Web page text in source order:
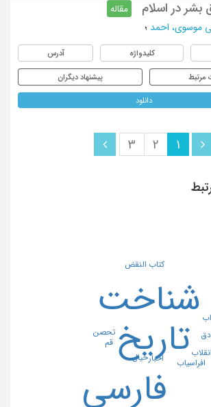
در اسلام
مقاله
موسوی، احمد ؛
کلیدواژه آدرس
مرتبط پیشنهاد دیگران
دانلود
1
2
3
تاریخ
شناخت
فارسی
اخبار افراسیاب
انقلاب
تحصن
خیال
قم
کتاب النقض